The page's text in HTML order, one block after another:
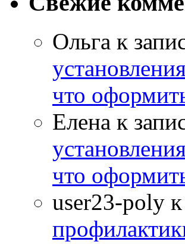
Ольга к
что
Елена к
что
user23-poly